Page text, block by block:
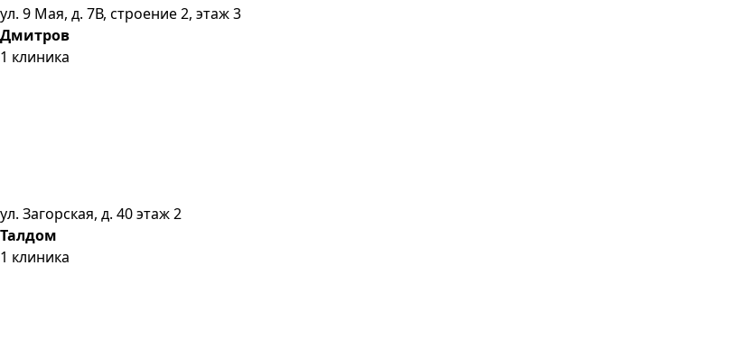
ул. 9 Мая, д. 7В, строение 2, этаж 3
Дмитров
1 клиника
ул. Загорская, д. 40 этаж 2
Талдом
1 клиника